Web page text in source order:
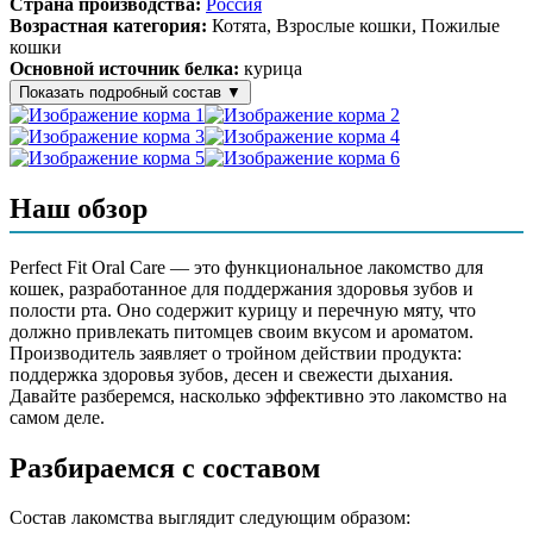
Возрастная категория: Котята, Взрослые кошки, Пожилые
кошки
Основной источник белка: курица
Показать подробный состав ▼
Состав корма
перечная мята), животные жиры и растительные масла (в том
числе подсолнечное масло), мука из домашней птицы (в том
происхождения, витамины, пивные дрожжи, минеральные
вещества, аминокислоты (в том числе таурин), антиоксиданты
Аналитический состав
белок - 22,0%, жир - 14,0%, зола - 4,7%, клетчатка - 1,8%
Дополнительные ингредиенты
перечная мята, триполифосфат натрия (STPP)
Пищевая ценность
Наш обзор
Perfect Fit Oral Care — это функциональное лакомство для
кошек, разработанное для поддержания здоровья зубов и
полости рта. Оно содержит курицу и перечную мяту, что
должно привлекать питомцев своим вкусом и ароматом.
Производитель заявляет о тройном действии продукта:
поддержка здоровья зубов, десен и свежести дыхания.
Давайте разберемся, насколько эффективно это лакомство на
самом деле.
Разбираемся с составом
Состав лакомства выглядит следующим образом: